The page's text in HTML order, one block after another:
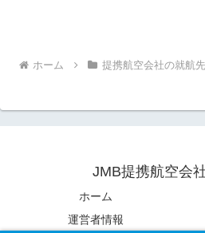
ホーム 提携航空会社の就航
JMB提携航空会
ホーム
運営者情報